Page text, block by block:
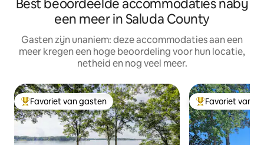
Best beoordeelde accommodaties nabij
een meer in Saluda County
Gasten zijn unaniem: deze accommodaties aan een
meer kregen een hoge beoordeling voor hun locatie,
netheid en nog veel meer.
Topfavoriet van gasten
Favoriet van gasten Topfavoriet van
Favoriet van